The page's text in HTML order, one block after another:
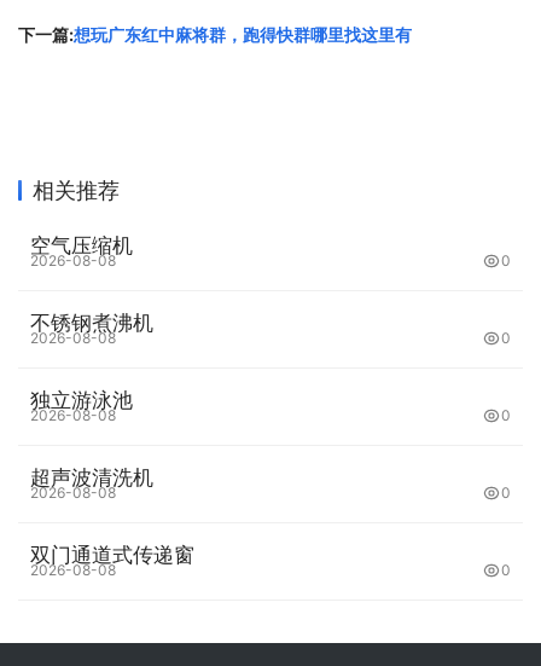
下一篇:想玩广东红中麻将群，跑得快群哪里找这里有
相关推荐
空气压缩机
2026-08-08 0
不锈钢煮沸机
2026-08-08 0
独立游泳池
2026-08-08 0
超声波清洗机
2026-08-08 0
双门通道式传递窗
2026-08-08 0